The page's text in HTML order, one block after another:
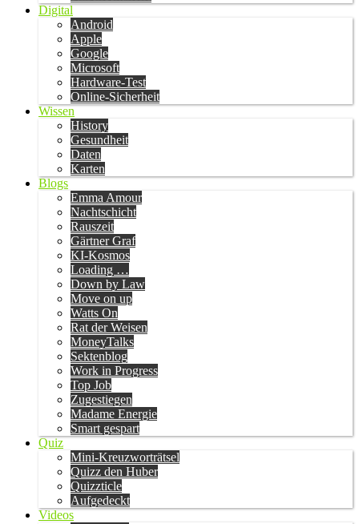
Digital
Android
Apple
Google
Microsoft
Hardware-Test
Online-Sicherheit
Wissen
History
Gesundheit
Daten
Karten
Blogs
Emma Amour
Nachtschicht
Rauszeit
Gärtner Graf
KI-Kosmos
Loading …
Down by Law
Move on up
Watts On
Rat der Weisen
MoneyTalks
Sektenblog
Work in Progress
Top Job
Zugestiegen
Madame Energie
Smart gespart
Quiz
Mini-Kreuzworträtsel
Quizz den Huber
Quizzticle
Aufgedeckt
Videos